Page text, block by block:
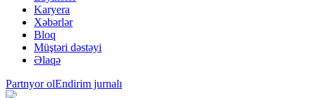
Karyera
Xəbərlər
Bloq
Müştəri dəstəyi
Əlaqə
Partnyor olEndirim jurnalı